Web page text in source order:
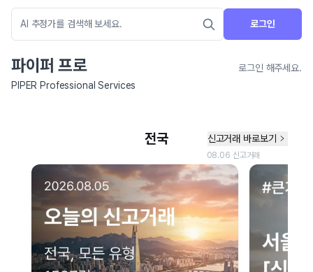
로그인
파이퍼 프로
로그인 해주세요.
PIPER Professional Services